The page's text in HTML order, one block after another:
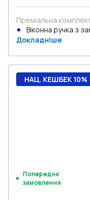
Преміальна
Віконна ручка з
Докладніше
НАЦ. КЕШБЕК 10%
Попереднє
замовлення